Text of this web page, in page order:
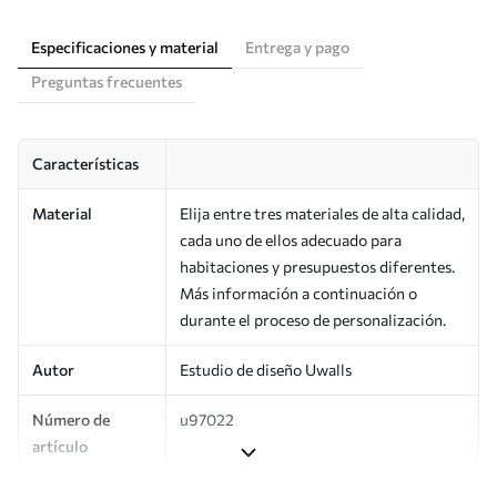
Especificaciones y material
Entrega y pago
Preguntas frecuentes
Características
Material
Elija entre tres materiales de alta calidad,
cada uno de ellos adecuado para
habitaciones y presupuestos diferentes.
Más información a continuación o
durante el proceso de personalización.
Autor Estudio de diseño Uwalls
Número de
artículo
u97022